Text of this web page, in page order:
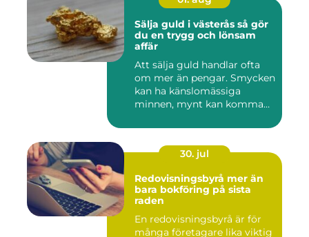
Sälja guld i västerås så gör
du en trygg och lönsam
affär
Att sälja guld handlar ofta
om mer än pengar. Smycken
kan ha känslomässiga
minnen, mynt kan komma
30. jul
Redovisningsbyrå mer än
bara bokföring på sista
raden
En redovisningsbyrå är för
många företagare lika viktig